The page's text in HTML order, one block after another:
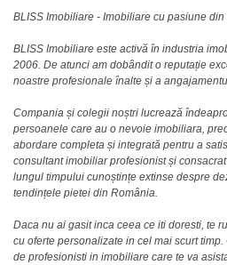
BLISS Imobiliare - Imobiliare cu pasiune din
BLISS Imobiliare este activă în industria
2006. De atunci am dobândit o reputație
noastre profesionale înalte și a
Compania și colegii noștri lucrează
persoanele care au o nevoie imobiliara,
abordare completa și integrată pentru a
consultant imobiliar profesionist și
lungul timpului cunoștințe extinse despre
tendințele pietei din România.
Daca nu ai gasit inca ceea ce iti doresti, te
cu oferte personalizate in cel mai scurt
de profesionisti in imobiliare care te va